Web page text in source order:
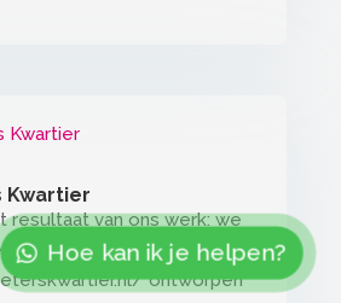
resultaat van ons werk: we
van
ontworpen
Hoe kan ik je helpen?